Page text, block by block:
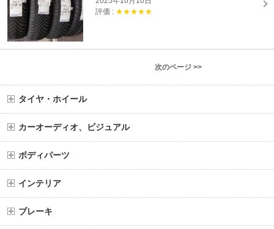
評価 : ★★★★★
次のページ >>
タイヤ・ホイール
カーオーディオ、ビジュアル
ボディパーツ
インテリア
ブレーキ